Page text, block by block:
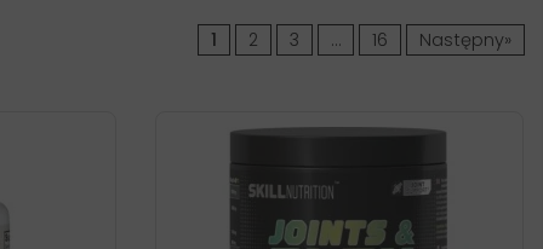
1 2 3 … 16 Następny»